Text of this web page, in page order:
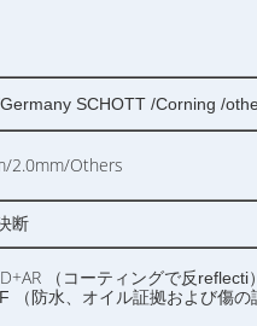
SCHOTT /Corning /
2.0mm/Others
断
（コーティングで反reflecti
（防水、オイル証拠および傷の